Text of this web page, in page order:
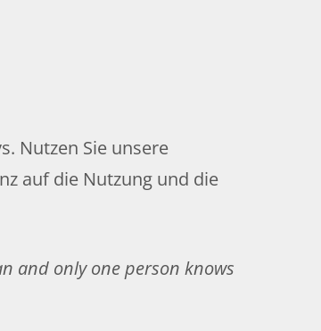
Nutzen Sie unsere
auf die Nutzung und die
and only one person knows